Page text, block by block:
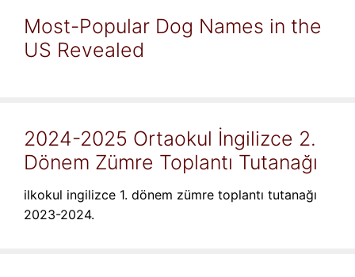
Most-Popular Dog Names in the
US Revealed
2024-2025 Ortaokul İngilizce 2.
Dönem Zümre Toplantı Tutanağı
ilkokul ingilizce 1. dönem zümre toplantı tutanağı
2023-2024.